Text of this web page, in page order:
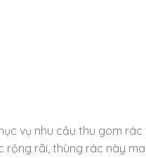
vụ nhu cầu thu gom rác
rộng rãi, thùng rác này